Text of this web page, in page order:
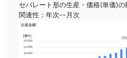
セパレート形の生産・価格(単価)の
関連性：年次--月次